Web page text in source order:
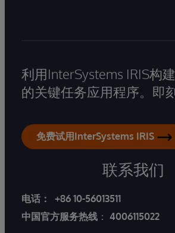
利用InterSystems IRIS构
的关键任务应用程序。即
免费试用InterSystems IRIS
联系我们
电话：
+86 10-56013511
中国官方服务热线 ： 4006115022